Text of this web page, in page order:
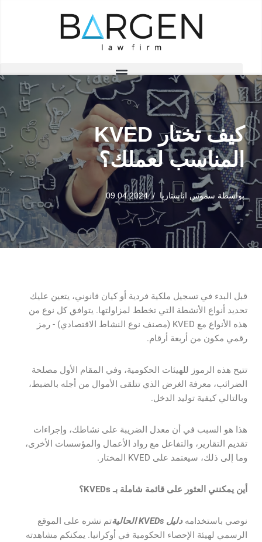
كيف تختار KVED
المناسب لعملك؟
بواسطة سموس اناستازيا 09.04.2024
قبل البدء في تسجيل ملكية فردية أو كيان قانوني، يتعين عليك
تحديد أنواع الأنشطة التي تخطط لمزاولتها. يتوافق كل نوع من
هذه الأنواع مع KVED (مصنف نوع النشاط الاقتصادي) - رمز
رقمي مكون من أربعة أرقام.
تتيح هذه الرموز للهيئات الحكومية، وفي المقام الأول مصلحة
الضرائب، معرفة الغرض الذي تتلقى الأموال من أجله بالضبط،
وبالتالي كيفية توليد الدخل.
هذا هو السبب في أن معدل الضريبة على نشاطك، وإجراءات
تقديم التقارير، والتفاعل مع رواد الأعمال والمؤسسات الأخرى،
وما إلى ذلك، سيعتمد على KVED المختار.
أين يمكنني العثور على قائمة شاملة بـ KVEDs؟
نوصي باستخدامه دليل KVEDs الحالية
تم نشره على الموقع
الرسمي لهيئة الإحصاء الحكومية في أوكرانيا. يمكنكم مشاهدته